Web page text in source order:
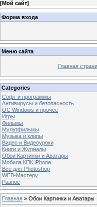
[Мой сайт]
Форма входа
Меню сайта
Главная
Categories
Софт и программы
Антивирусы и безопасность
OC Windows и прочее
Игры
Фильмы
Мультфильмы
Музыка и клипы
Видео и Видеоуроки
Книги и Журналы
Обои Картинки и Аватары
Мобила КПК iPhone
Все для-Photoshop
WEB-Мастеру
Разное
Главная » Обои Картинки и Аватары